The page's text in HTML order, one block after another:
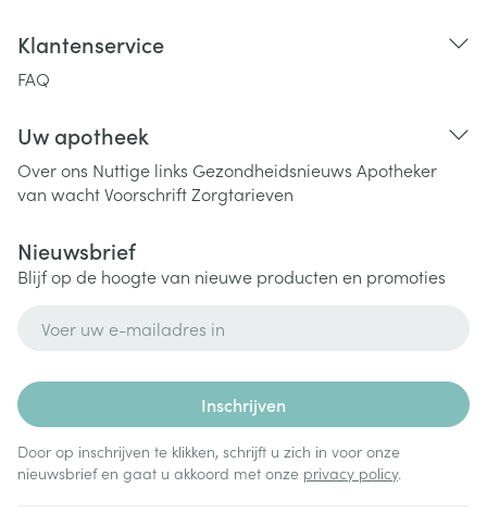
Klantenservice
FAQ
Uw apotheek
Over ons Nuttige links Gezondheidsnieuws Apotheker
van wachtVoorschriftZorgtarieven
Nieuwsbrief
Blijf op de hoogte van nieuwe producten en promoties
Inschrijven
Door op inschrijven te klikken, schrijft u zich in voor onze
nieuwsbrief en gaat u akkoord met onze privacy policy.